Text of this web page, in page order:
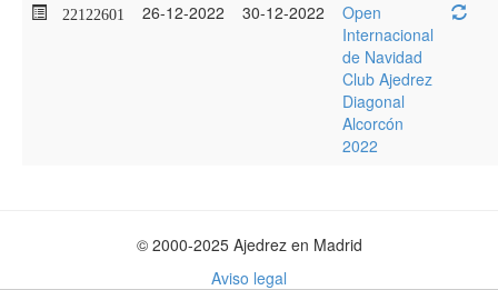
22122601 26-12-2022 30-12-2022
Open
Internacional
de Navidad
Club Ajedrez
Diagonal
Alcorcón
2022
© 2000-2025 Ajedrez en Madrid
Aviso legal